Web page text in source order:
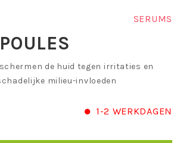
SERUMS
de huid tegen irritaties en
milieu-invloeden
1-2 WERKDAGEN